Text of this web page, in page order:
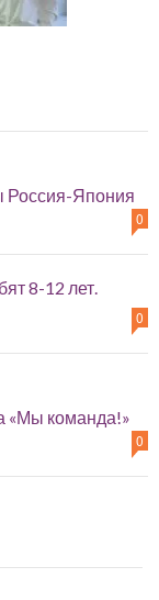
Япония
0
8-12 лет.
0
«Мы команда!»
0